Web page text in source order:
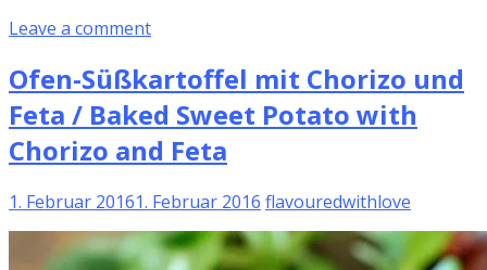
Leave a comment
Ofen-Süßkartoffel mit Chorizo und
Feta / Baked Sweet Potato with
Chorizo and Feta
1. Februar 20161. Februar 2016 flavouredwithlove